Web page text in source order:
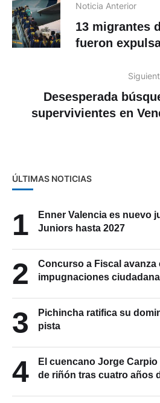
Noticia Anterior
13 migrantes
fueron
Desesperada
supervivientes en
ÚLTIMAS NOTICIAS
1
Enner Valencia es nuevo
Juniors hasta 2027
2
Concurso a Fiscal
impugnaciones
3
Pichincha ratifica su
pista
4
El cuencano Jorge
de riñón tras cuatro años